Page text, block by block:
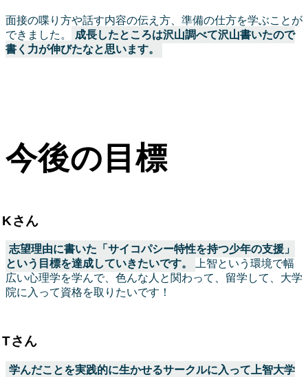
面接の喋り方や話す内容の伝え方、準備の仕方を学ぶことが
できました。
成長したところは沢山調べて沢山書いたので
書く力が伸びたなと思います。
今後の目標
Kさん
志望理由に書いた「サイコパシー特性を持つ少年の支援」
という目標を達成していきたいです。
上智という環境で幅
広い心理学を学んで、色んな人と関わって、留学して、大学
院に入って資格を取りたいです！
Tさん
学んだことを実践的に生かせるサークルに入って上智大学